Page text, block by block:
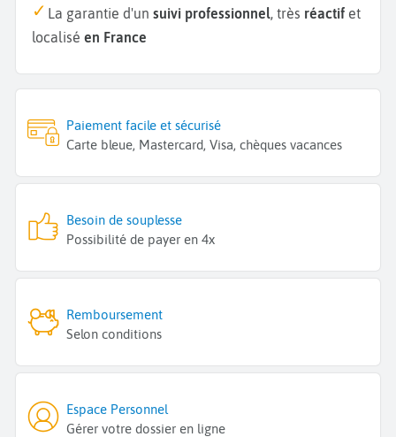
La garantie d'un suivi professionnel, très réactif et
localisé en France
Paiement facile et sécurisé
Carte bleue, Mastercard, Visa, chèques vacances
Besoin de souplesse
Possibilité de payer en 4x
Remboursement
Selon conditions
Espace Personnel
Gérer votre dossier en ligne